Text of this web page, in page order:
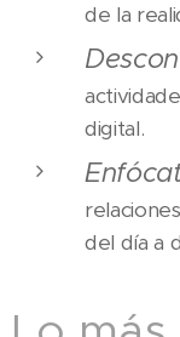
de la
digital.
del día a